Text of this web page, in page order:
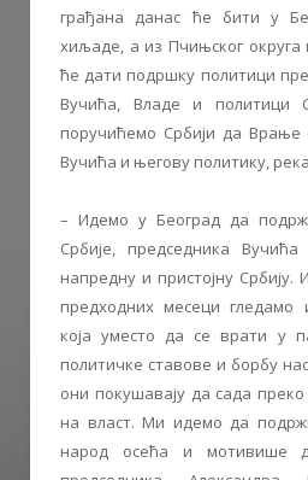
грађана данас ће бити у
хиљаде, а из Пчињског
ће дати подршку политици
Вучића, Владе и политици
поручићемо Србији да Врање
Вучића и његову политику,
– Идемо у Београд да
Србије, председника
напредну и пристојну
предходних месеци гледамо
која уместо да се врати у
политичке ставове и борбу
они покушавају да сада
на власт. Ми идемо да
народ осећа и мотивише